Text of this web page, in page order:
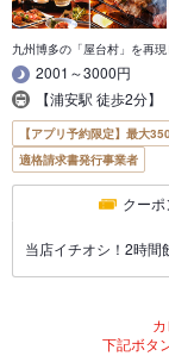
九州博多の「屋台村」を再
2001～3000円
【浦安駅 徒歩2分】
【アプリ予約限定】最大
適格請求書発行事業者
クーポ
当店イチオシ！2時間
下記ボタ